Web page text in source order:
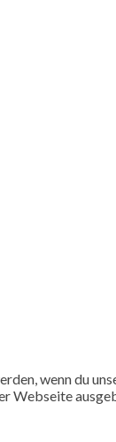
wenn du
Webseite